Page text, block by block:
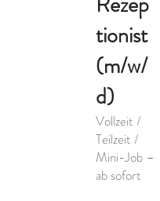
tionist
(m/w/
d)
Vollzeit /
Teilzeit /
Mini-Job –
ab sofort